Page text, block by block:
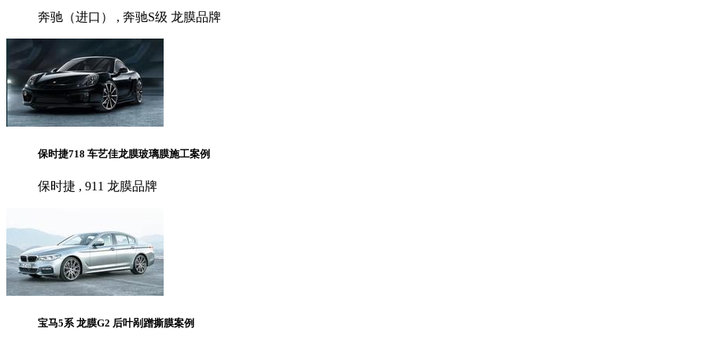
奔驰（进口） , 奔驰S级 龙膜品牌
保时捷718 车艺佳龙膜玻璃膜施工案例
保时捷 , 911 龙膜品牌
宝马5系 龙膜G2 后叶剐蹭撕膜案例